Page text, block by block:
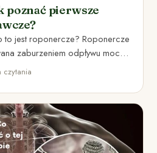
poznać pierwsze
jest roponercze? Roponercze
zaburzeniem odpływu moczu
czytania